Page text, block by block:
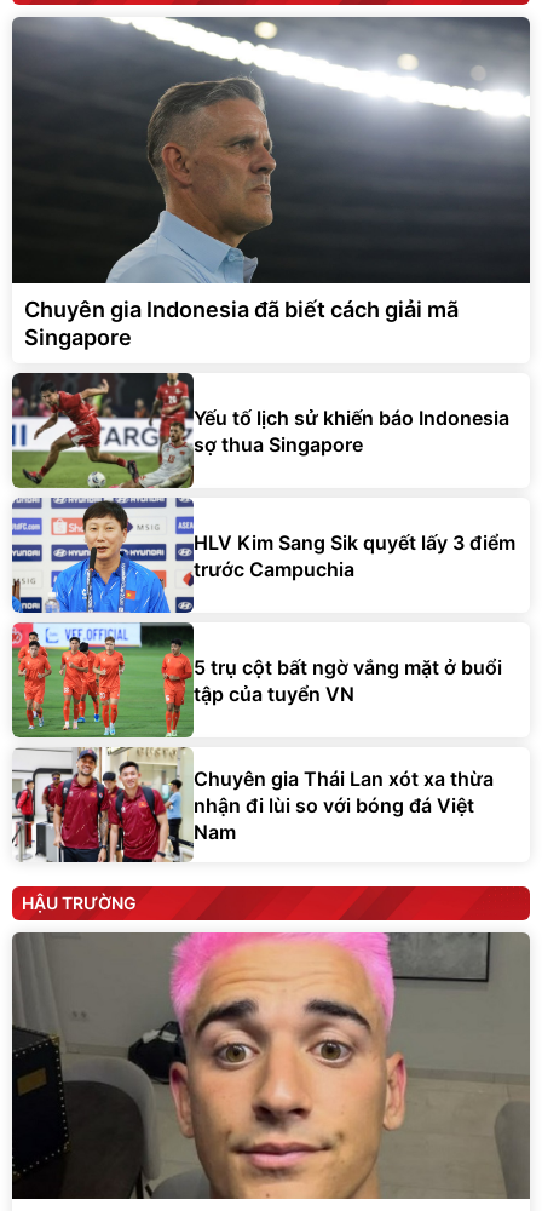
Chuyên gia Indonesia đã biết cách giải mã
Singapore
Yếu tố lịch sử khiến báo Indonesia
sợ thua Singapore
HLV Kim Sang Sik quyết lấy 3 điểm
trước Campuchia
5 trụ cột bất ngờ vắng mặt ở buổi
tập của tuyển VN
Chuyên gia Thái Lan xót xa thừa
nhận đi lùi so với bóng đá Việt
Nam
HẬU TRƯỜNG